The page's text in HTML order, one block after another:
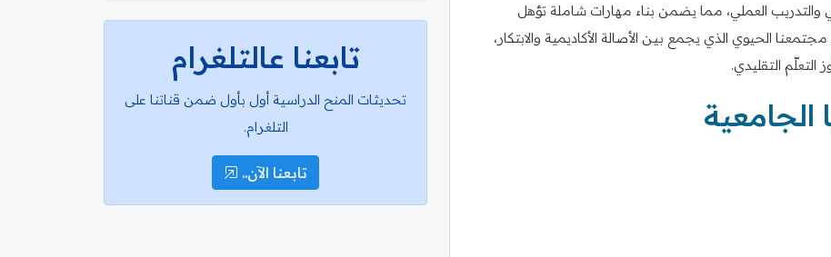
والتدريب العملي، مما يضمن بناء مهارات شاملة تؤهل
الحيوي الذي يجمع بين الأصالة الأكاديمية والابتكار،
التقليدي.
الجامعية
تابعنا عالتلغرام
تحديثات المنح الدراسية أول بأول ضمن قناتنا على
التلغرام.
تابعنا الآن..